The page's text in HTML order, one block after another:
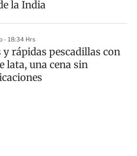
la India
- 18:34 Hrs
y rápidas pescadillas con
lata, una cena sin